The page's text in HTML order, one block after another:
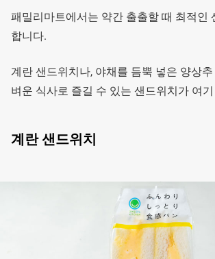
패밀리마트에서는 약간 출출할 때 최적인
합니다.
계란 샌드위치나, 야채를 듬뿍 넣은 양상
벼운 식사로 즐길 수 있는 샌드위치가 여
계란 샌드위치